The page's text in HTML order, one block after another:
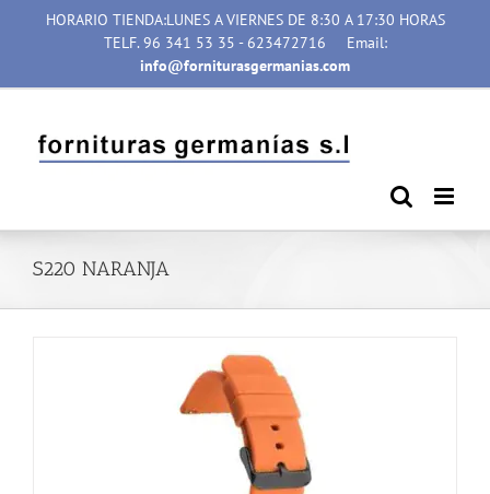
HORARIO TIENDA:LUNES A VIERNES DE 8:30 A 17:30 HORAS
TELF. 96 341 53 35 - 623472716
Email:
info@forniturasgermanias.com
S220 NARANJA